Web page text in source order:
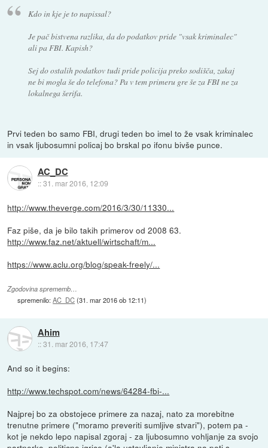
Kdo in kje je to napissal?
Je pač bistvena razlika, da do podatkov pride "vsak kriminalec"
ali pa FBI. Kapish?
Sej do ostalih podatkov tudi pride policija preko sodišča, zakaj
ne bi mogla še do telefona? Pa v tem primeru gre še za FBI ne za
lokalnega šerifa.
Prvi teden bo samo FBI, drugi teden bo imel to že vsak kriminalec
in vsak ljubosumni policaj bo brskal po ifonu bivše punce.
AC_DC
::31. mar 2016, 12:09
http://www.theverge.com/2016/3/30/11330...
Faz piše, da je bilo takih primerov od 2008 63.
http://www.faz.net/aktuell/wirtschaft/m...
https://www.aclu.org/blog/speak-freely/...
Zgodovina sprememb…
spremenilo:AC_DC(31. mar 2016 ob 12:11)
Ahim
::31. mar 2016, 17:47
And so it begins:
http://www.techspot.com/news/64284-fbi-...
Najprej bo za obstojece primere za nazaj, nato za morebitne
trenutne primere ("moramo preveriti sumljive stvari"), potem pa -
kot je nekdo lepo napisal zgoraj - za ljubosumno vohljanje za svojo